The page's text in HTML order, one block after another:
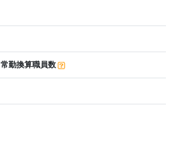
常勤換算職員数